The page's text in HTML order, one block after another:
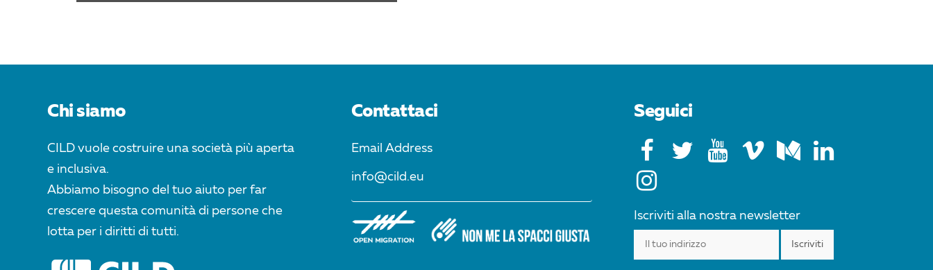
Chi siamo
CILD vuole costruire una società più aperta
e inclusiva.
Abbiamo bisogno del tuo aiuto per far
crescere questa comunità di persone che
lotta per i diritti di tutti.
Contattaci
Email Address
info@cild.eu
Seguici
Iscriviti alla nostra newsletter